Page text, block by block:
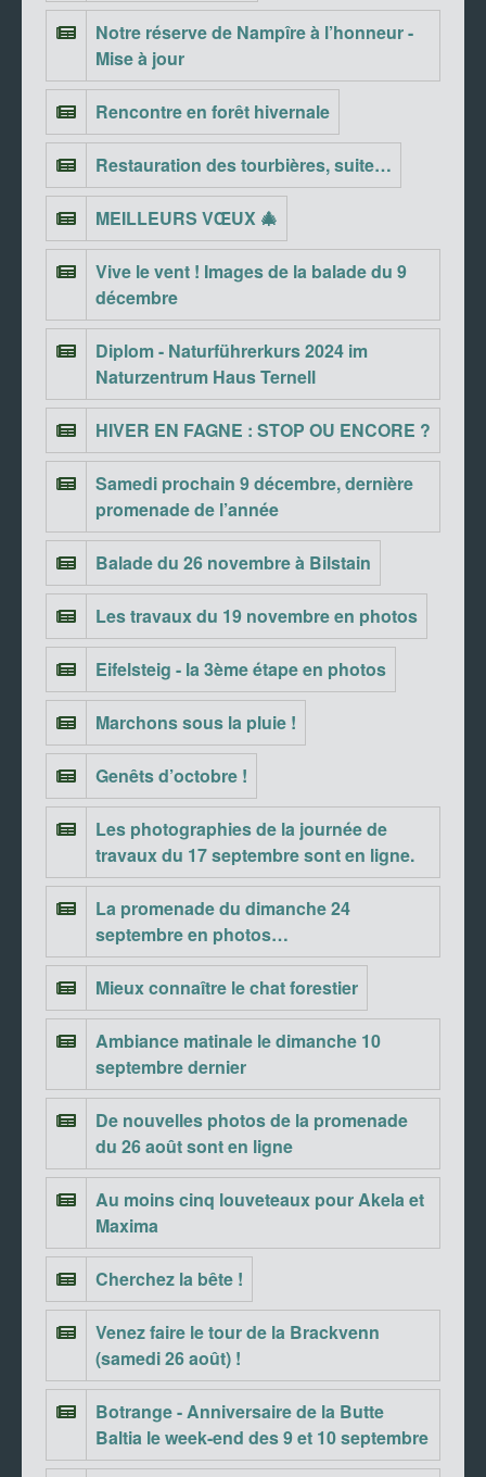
Notre réserve de Nampîre à l’honneur -
Mise à jour
Rencontre en forêt hivernale
Restauration des tourbières, suite…
MEILLEURS VŒUX 🎄
Vive le vent ! Images de la balade du 9
décembre
Diplom - Naturführerkurs 2024 im
Naturzentrum Haus Ternell
HIVER EN FAGNE : STOP OU ENCORE ?
Samedi prochain 9 décembre, dernière
promenade de l’année
Balade du 26 novembre à Bilstain
Les travaux du 19 novembre en photos
Eifelsteig - la 3ème étape en photos
Marchons sous la pluie !
Genêts d’octobre !
Les photographies de la journée de
travaux du 17 septembre sont en ligne.
La promenade du dimanche 24
septembre en photos…
Mieux connaître le chat forestier
Ambiance matinale le dimanche 10
septembre dernier
De nouvelles photos de la promenade
du 26 août sont en ligne
Au moins cinq louveteaux pour Akela et
Maxima
Cherchez la bête !
Venez faire le tour de la Brackvenn
(samedi 26 août) !
Botrange - Anniversaire de la Butte
Baltia le week-end des 9 et 10 septembre